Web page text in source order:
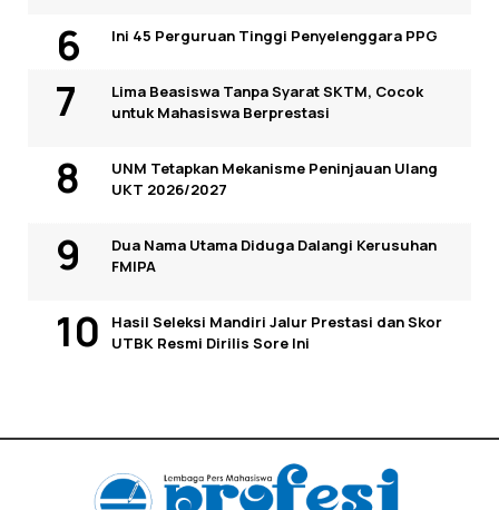
Ini 45 Perguruan Tinggi Penyelenggara PPG
Lima Beasiswa Tanpa Syarat SKTM, Cocok
untuk Mahasiswa Berprestasi
UNM Tetapkan Mekanisme Peninjauan Ulang
UKT 2026/2027
Dua Nama Utama Diduga Dalangi Kerusuhan
FMIPA
Hasil Seleksi Mandiri Jalur Prestasi dan Skor
UTBK Resmi Dirilis Sore Ini